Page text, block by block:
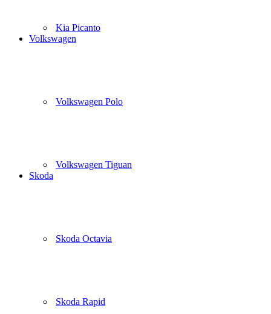
Kia Picanto
Volkswagen
Volkswagen Polo
Volkswagen Tiguan
Skoda
Skoda Octavia
Skoda Rapid